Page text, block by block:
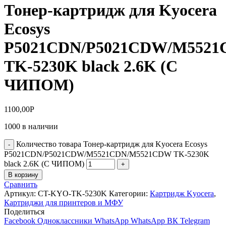
Тонер-картридж для Kyocera
Ecosys
P5021CDN/P5021CDW/
TK-5230K black 2.6K (С
ЧИПОМ)
1100,00Р
1000 в наличии
Количество товара Тонер-картридж для Kyocera Ecosys
P5021CDN/P5021CDW/M5521CDN/M5521CDW TK-5230K
black 2.6K (С ЧИПОМ)
В корзину
Сравнить
Артикул: CT-KYO-TK-5230K Категории: Картридж Kyocera,
Картриджи для принтеров и МФУ
Поделиться
Facebook Одноклассники WhatsApp WhatsApp ВК Telegram